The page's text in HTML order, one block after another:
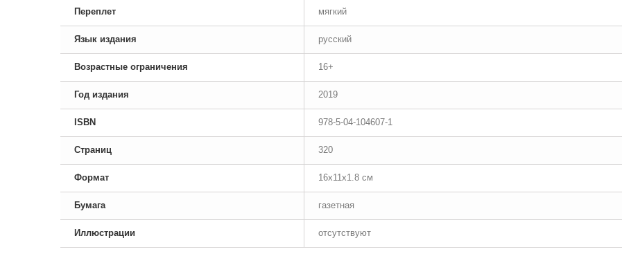
Переплет мягкий
Язык издания русский
Возрастные ограничения 16+
Год издания 2019
ISBN 978-5-04-104607-1
Страниц 320
Формат 16x11x1.8 см
Бумага газетная
Иллюстрации отсутствуют